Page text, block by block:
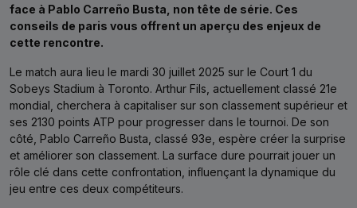
face à Pablo Carreño Busta, non tête de série. Ces
conseils de paris vous offrent un aperçu des enjeux de
cette rencontre.
Le match aura lieu le mardi 30 juillet 2025 sur le Court 1 du
Sobeys Stadium à Toronto. Arthur Fils, actuellement classé 21e
mondial, cherchera à capitaliser sur son classement supérieur et
ses 2130 points ATP pour progresser dans le tournoi. De son
côté, Pablo Carreño Busta, classé 93e, espère créer la surprise
et améliorer son classement. La surface dure pourrait jouer un
rôle clé dans cette confrontation, influençant la dynamique du
jeu entre ces deux compétiteurs.